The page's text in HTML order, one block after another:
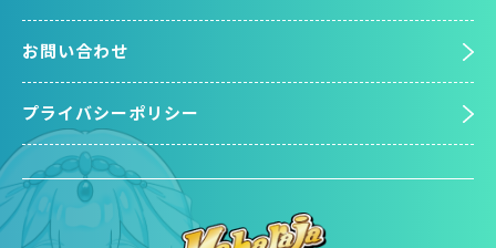
お問い合わせ
プライバシーポリシー